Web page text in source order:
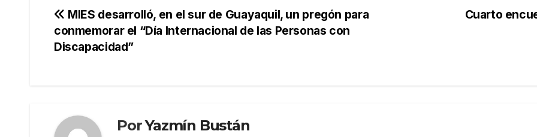
Navegación
de
Cuarto
MIES desarrolló, en el sur de Guayaquil, un pregón para
conmemorar el “Día Internacional de las Personas con
Discapacidad”
PorYazmín Bustán